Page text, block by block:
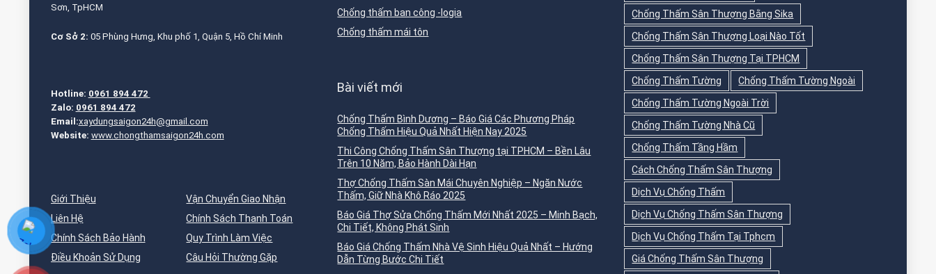
Sơn, TpHCM
Cơ Sở 2: 05 Phùng Hưng, Khu phố 1, Quận 5, Hồ Chí Minh
Hotline: 0961 894 472
Zalo: 0961 894 472
Email:xaydungsaigon24h@gmail.com
Website: www.chongthamsaigon24h.com
Giới Thiệu
Liên Hệ
Chính Sách Bảo Hành
Điều Khoản Sử Dụng
Vận Chuyển Giao Nhận
Chính Sách Thanh Toán
Quy Trình Làm Việc
Câu Hỏi Thường Gặp
Chống thấm ban công -logia
Chống thấm mái tôn
Bài viết mới
Chống Thấm Bình Dương – Báo Giá Các Phương Pháp
Chống Thấm Hiệu Quả Nhất Hiện Nay 2025
Thi Công Chống Thấm Sân Thượng tại TPHCM – Bền Lâu
Trên 10 Năm, Bảo Hành Dài Hạn
Thợ Chống Thấm Sàn Mái Chuyên Nghiệp – Ngăn Nước
Thấm, Giữ Nhà Khô Ráo 2025
Báo Giá Thợ Sửa Chống Thấm Mới Nhất 2025 – Minh Bạch,
Chi Tiết, Không Phát Sinh
Báo Giá Chống Thấm Nhà Vệ Sinh Hiệu Quả Nhất – Hướng
Dẫn Từng Bước Chi Tiết
Chống Thấm Sân Thượng Bằng Sika
Chống Thấm Sân Thượng Loại Nào Tốt
Chống Thấm Sân Thượng Tại TPHCM
Chống Thấm Tường
Chống Thấm Tường Ngoài
Chống Thấm Tường Ngoài Trời
Chống Thấm Tường Nhà Cũ
Chống Thấm Tầng Hầm
Cách Chống Thấm Sân Thượng
Dịch Vụ Chống Thấm
Dịch Vụ Chống Thấm Sân Thượng
Dịch Vụ Chống Thấm Tại Tphcm
Giá Chống Thấm Sân Thượng